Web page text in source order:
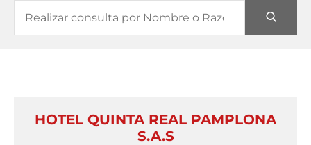
HOTEL QUINTA REAL PAMPLONA
S.A.S